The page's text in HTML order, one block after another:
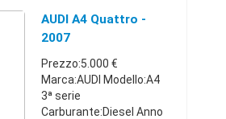
FUNZIONANTE,
TESTATO PRIMA DELLO
RAPPORTO
COMPRESSIONE E
RAPPORTO TENUTA ...
AUDI A4 Quattro -
2007
Prezzo:5.000 €
Marca:AUDI Modello:A4
3ª serie
Carburante:Diesel Anno